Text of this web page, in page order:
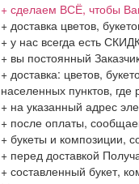
+ сделаем ВСЁ, чтобы
+ доставка цветов,
+ у нас всегда есть
+ вы постоянный
+ доставка: цветов,
населенных пунктов,
+ на указанный адрес
+ после оплаты,
+ букеты и композиции,
+ перед доставкой
+ составленный букет,